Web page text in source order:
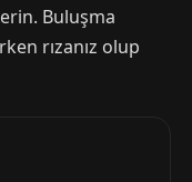
Buluşma
rızanız olup